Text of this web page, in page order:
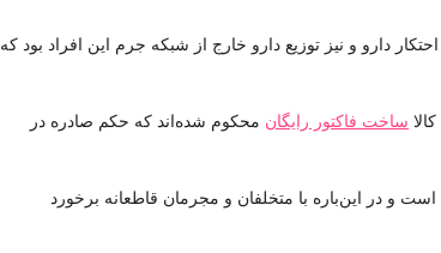
دارو و نیز توزیع دارو خارج از شبکه جرم این افراد بود که
ساخت فاکتور رایگان محکوم شده‌اند که حکم صادره در
و در این‌باره با متخلفان و مجرمان قاطعانه برخورد